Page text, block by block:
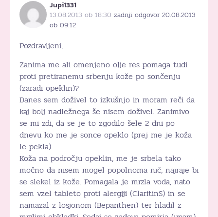
Jupi1331
13.08.2013 ob 18:30 zadnji odgovor 20.08.2013
ob 09:12
Pozdravljeni,
Zanima me ali omenjeno olje res pomaga tudi
proti pretiranemu srbenju kože po sončenju
(zaradi opeklin)?
Danes sem doživel to izkušnjo in moram reči da
kaj bolj nadležnega še nisem doživel. Zanimivo
se mi zdi, da se je to zgodilo šele 2 dni po
dnevu ko me je sonce opeklo (prej me je koža
le pekla).
Koža na področju opeklin, me je srbela tako
močno da nisem mogel popolnoma nič, najraje bi
se slekel iz kože. Pomagala je mrzla voda, nato
sem vzel tableto proti alergiji (ClaritinS) in se
namazal z losjonom (Bepanthen) ter hladil z